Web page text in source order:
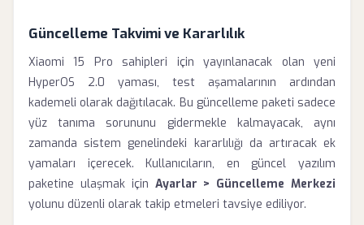
Güncelleme Takvimi ve Kararlılık
Xiaomi 15 Pro sahipleri için yayınlanacak olan yeni
HyperOS 2.0 yaması, test aşamalarının ardından
kademeli olarak dağıtılacak. Bu güncelleme paketi sadece
yüz tanıma sorununu gidermekle kalmayacak, aynı
zamanda sistem genelindeki kararlılığı da artıracak ek
yamaları içerecek. Kullanıcıların, en güncel yazılım
paketine ulaşmak için Ayarlar > Güncelleme Merkezi
yolunu düzenli olarak takip etmeleri tavsiye ediliyor.